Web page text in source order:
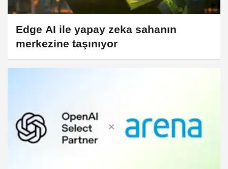
Edge AI ile yapay zeka sahanın
merkezine taşınıyor